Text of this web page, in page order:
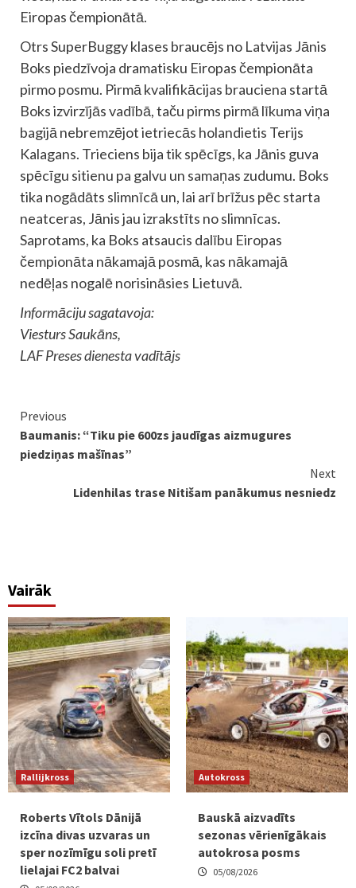
Eiropas čempionātā.
Otrs SuperBuggy klases braucējs no Latvijas Jānis
Boks piedzīvoja dramatisku Eiropas čempionāta
pirmo posmu. Pirmā kvalifikācijas brauciena startā
Boks izvirzījās vadībā, taču pirms pirmā līkuma viņa
bagijā nebremzējot ietriecās holandietis Terijs
Kalagans. Trieciens bija tik spēcīgs, ka Jānis guva
spēcīgu sitienu pa galvu un samaņas zudumu. Boks
tika nogādāts slimnīcā un, lai arī brīžus pēc starta
neatceras, Jānis jau izrakstīts no slimnīcas.
Saprotams, ka Boks atsaucis dalību Eiropas
čempionāta nākamajā posmā, kas nākamajā
nedēļas nogalē norisināsies Lietuvā.
Informāciju sagatavoja:
Viesturs Saukāns,
LAF Preses dienesta vadītājs
Continue
Reading
Previous
Baumanis: “Tiku pie 600zs jaudīgas aizmugures
piedziņas mašīnas”
Next
Lidenhilas trase Nitišam panākumus nesniedz
Vairāk
Rallijkross
Roberts Vītols Dānijā
izcīna divas uzvaras un
sper nozīmīgu soli pretī
lielajai FC2 balvai
Autokross
Bauskā aizvadīts
sezonas vērienīgākais
autokrosa posms
05/08/2026